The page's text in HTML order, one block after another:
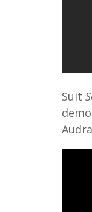
Suit